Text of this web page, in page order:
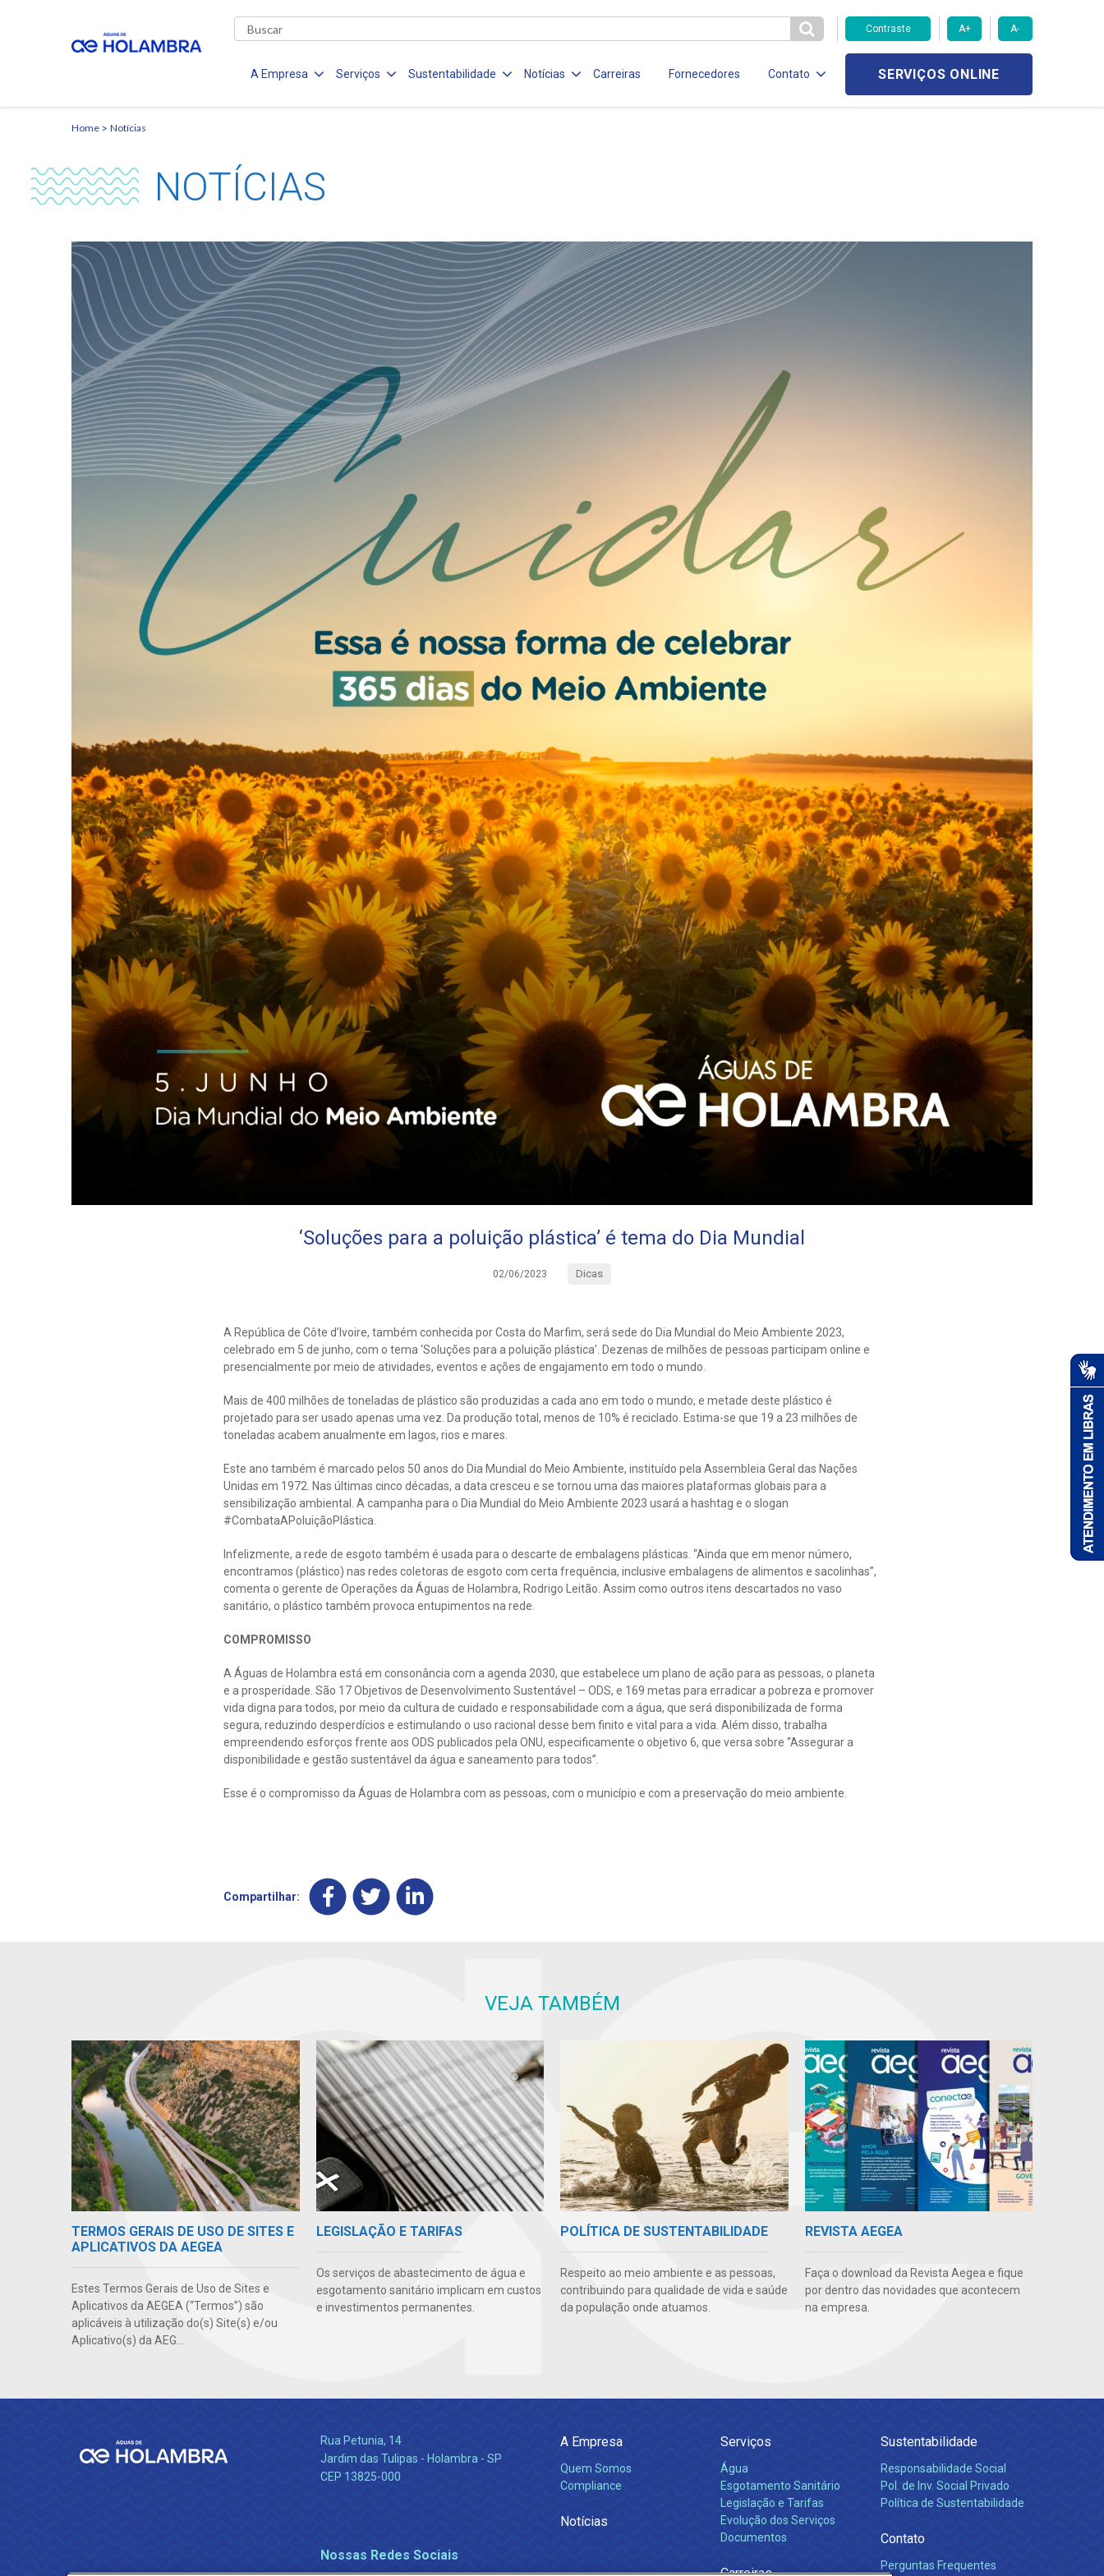
Contraste A+ A-
A Empresa Serviços Sustentabilidade Notícias Carreiras Fornecedores Contato SERVIÇOS ONLINE
Home Notícias
NOTÍCIAS
‘Soluções para a poluição plástica’ é tema do Dia Mundial
02/06/2023 Dicas
A República de Côte d’Ivoire, também conhecida por Costa do Marfim, será sede do Dia Mundial do Meio Ambiente 2023,
celebrado em 5 de junho, com o tema ‘Soluções para a poluição plástica’. Dezenas de milhões de pessoas participam online e
presencialmente por meio de atividades, eventos e ações de engajamento em todo o mundo.
Mais de 400 milhões de toneladas de plástico são produzidas a cada ano em todo o mundo, e metade deste plástico é
projetado para ser usado apenas uma vez. Da produção total, menos de 10% é reciclado. Estima-se que 19 a 23 milhões de
toneladas acabem anualmente em lagos, rios e mares.
Este ano também é marcado pelos 50 anos do Dia Mundial do Meio Ambiente, instituído pela Assembleia Geral das Nações
Unidas em 1972. Nas últimas cinco décadas, a data cresceu e se tornou uma das maiores plataformas globais para a
sensibilização ambiental. A campanha para o Dia Mundial do Meio Ambiente 2023 usará a hashtag e o slogan
#CombataAPoluiçãoPlástica.
Infelizmente, a rede de esgoto também é usada para o descarte de embalagens plásticas. “Ainda que em menor número,
encontramos (plástico) nas redes coletoras de esgoto com certa frequência, inclusive embalagens de alimentos e sacolinhas”,
comenta o gerente de Operações da Águas de Holambra, Rodrigo Leitão. Assim como outros itens descartados no vaso
sanitário, o plástico também provoca entupimentos na rede.
COMPROMISSO
A Águas de Holambra está em consonância com a agenda 2030, que estabelece um plano de ação para as pessoas, o planeta
e a prosperidade. São 17 Objetivos de Desenvolvimento Sustentável – ODS, e 169 metas para erradicar a pobreza e promover
vida digna para todos, por meio da cultura de cuidado e responsabilidade com a água, que será disponibilizada de forma
segura, reduzindo desperdícios e estimulando o uso racional desse bem finito e vital para a vida. Além disso, trabalha
empreendendo esforços frente aos ODS publicados pela ONU, especificamente o objetivo 6, que versa sobre “Assegurar a
disponibilidade e gestão sustentável da água e saneamento para todos”.
Esse é o compromisso da Águas de Holambra com as pessoas, com o município e com a preservação do meio ambiente.
Compartilhar:
VEJA TAMBÉM
TERMOS GERAIS DE USO DE SITES E
APLICATIVOS DA AEGEA
Estes Termos Gerais de Uso de Sites e
Aplicativos da AEGEA (“Termos”) são
aplicáveis à utilização do(s) Site(s) e/ou
Aplicativo(s) da AEG...
LEGISLAÇÃO E TARIFAS
Os serviços de abastecimento de água e
esgotamento sanitário implicam em custos
e investimentos permanentes.
POLÍTICA DE SUSTENTABILIDADE
Respeito ao meio ambiente e as pessoas,
contribuindo para qualidade de vida e saúde
da população onde atuamos.
REVISTA AEGEA
Faça o download da Revista Aegea e fique
por dentro das novidades que acontecem
na empresa.
Rua Petunia, 14
Jardim das Tulipas - Holambra - SP
CEP 13825-000
Nossas Redes Sociais
A Empresa
Quem Somos
Compliance
Notícias
Serviços
Água
Esgotamento Sanitário
Legislação e Tarifas
Evolução dos Serviços
Documentos
Sustentabilidade
Responsabilidade Social
Pol. de Inv. Social Privado
Política de Sustentabilidade
Contato
Perguntas Frequentes